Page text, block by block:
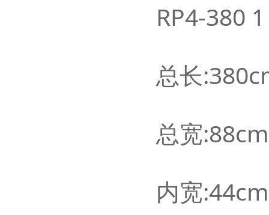
RP4-380
总长
总宽
内宽